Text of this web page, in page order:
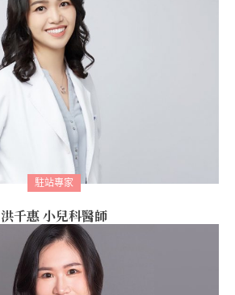
駐站專家
洪千惠 小兒科醫師